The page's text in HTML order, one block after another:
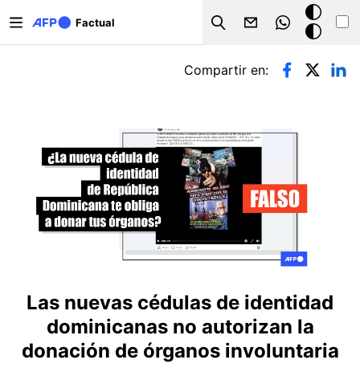
Factual
Search
Modo
oscuro
Solapas principales
Compartir en:
Las nuevas cédulas de identidad
dominicanas no autorizan la
donación de órganos involuntaria